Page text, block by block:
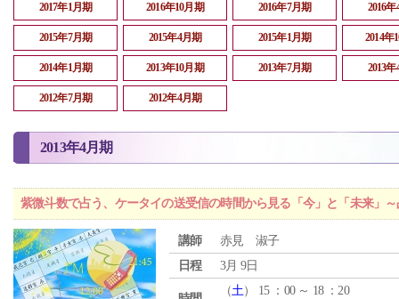
2017年1月期 2016年10月期 2016年7月期 2016
2015年7月期 2015年4月期 2015年1月期 2014年
2014年1月期 2013年10月期 2013年7月期 2013
2012年7月期 2012年4月期
2013年4月期
紫微斗数で占う、ケータイの送受信の時間から見る「今」と「未来」
講師
赤見 淑子
日程
3月 9日
（土） 15 ：00 ～ 18 ：20